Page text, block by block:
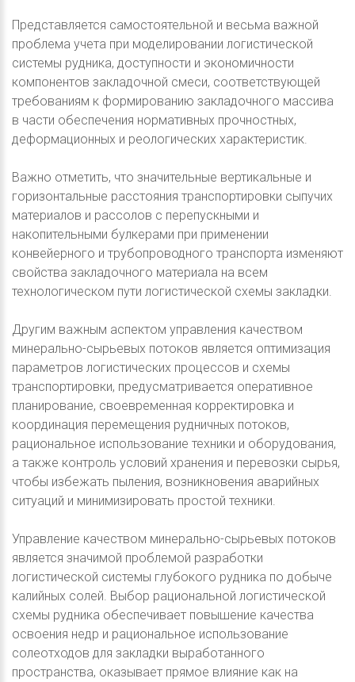
Представляется самостоятельной и весьма важной
проблема учета при моделировании логистической
системы рудника, доступности и экономичности
компонентов закладочной смеси, соответствующей
требованиям к формированию закладочного массива
в части обеспечения нормативных прочностных,
деформационных и реологических характеристик.
Важно отметить, что значительные вертикальные и
горизонтальные расстояния транспортировки сыпучих
материалов и рассолов с перепускными и
накопительными булкерами при применении
конвейерного и трубопроводного транспорта изменяют
свойства закладочного материала на всем
технологическом пути логистической схемы закладки.
Другим важным аспектом управления качеством
минерально-сырьевых потоков является оптимизация
параметров логистических процессов и схемы
транспортировки, предусматривается оперативное
планирование, своевременная корректировка и
координация перемещения рудничных потоков,
рациональное использование техники и оборудования,
а также контроль условий хранения и перевозки сырья,
чтобы избежать пыления, возникновения аварийных
ситуаций и минимизировать простой техники.
Управление качеством минерально-сырьевых потоков
является значимой проблемой разработки
логистической системы глубокого рудника по добыче
калийных солей. Выбор рациональной логистической
схемы рудника обеспечивает повышение качества
освоения недр и рациональное использование
солеотходов для закладки выработанного
пространства, оказывает прямое влияние как на